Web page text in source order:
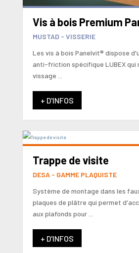
Vis à bois Premium
MUSTAD - VISSERIE
Les vis à bois Panelvit® dispose
anti-friction spécifique LUBEX qui
vissage ...
+ D'INFOS
Trappe de visite
DESA - GAMME PLAQUISTE
Système de montage dans les
plaques de plâtre qui permet
aux plafonds pour ...
+ D'INFOS